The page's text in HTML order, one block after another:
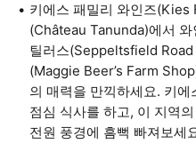
키에스 패밀리 와인즈
(Château Tanunda)에서
틸러스(Seppeltsfield
(Maggie Beer’s Farm
의 매력을 만끽하세요. 키
점심 식사를 하고, 이 지역
전원 풍경에 흠뻑 빠져보세